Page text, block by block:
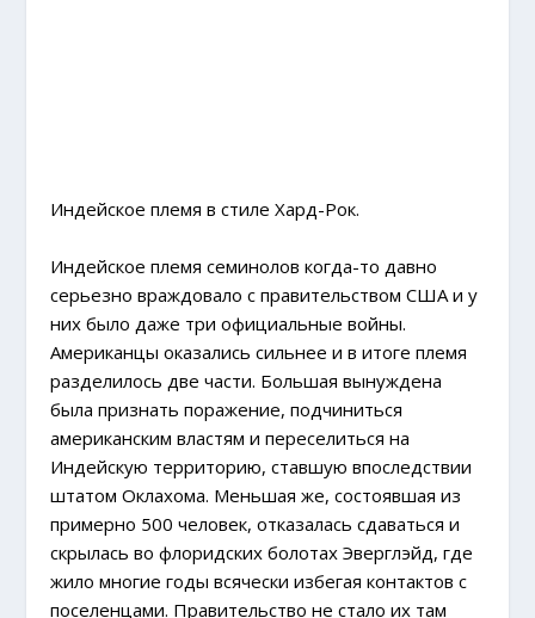
Индейское племя в стиле Хард-Рок.
Индейское племя семинолов когда-то давно
серьезно враждовало с правительством США и у
них было даже три официальные войны.
Американцы оказались сильнее и в итоге племя
разделилось две части. Большая вынуждена
была признать поражение, подчиниться
американским властям и переселиться на
Индейскую территорию, ставшую впоследствии
штатом Оклахома. Меньшая же, состоявшая из
примерно 500 человек, отказалась сдаваться и
скрылась во флоридских болотах Эверглэйд, где
жило многие годы всячески избегая контактов с
поселенцами. Правительство не стало их там